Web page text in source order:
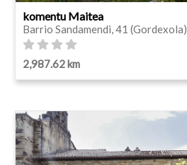
komentu Maitea
Barrio Sandamendi, 41 (Gordexola)
2,987.62 km